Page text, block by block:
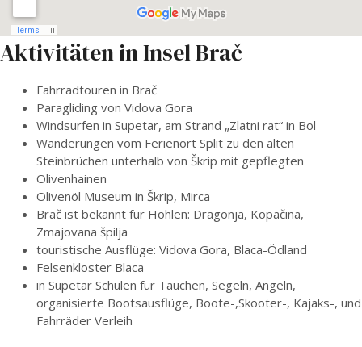
Aktivitäten in Insel Brač
Fahrradtouren in Brač
Paragliding von Vidova Gora
Windsurfen in Supetar, am Strand „Zlatni rat“ in Bol
Wanderungen vom Ferienort Split zu den alten
Steinbrüchen unterhalb von Škrip mit gepflegten
Olivenhainen
Olivenöl Museum in Škrip, Mirca
Brač ist bekannt fur Höhlen: Dragonja, Kopačina,
Zmajovana špilja
touristische Ausflüge: Vidova Gora, Blaca-Ödland
Felsenkloster Blaca
in Supetar Schulen für Tauchen, Segeln, Angeln,
organisierte Bootsausflüge, Boote-,Skooter-, Kajaks-, und
Fahrräder Verleih